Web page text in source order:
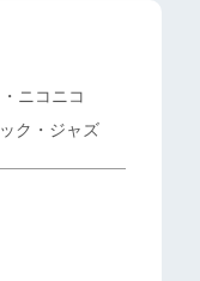
ニコニコ
ク・ジャズ